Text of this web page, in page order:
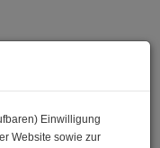
Einwilligung
Website sowie zur